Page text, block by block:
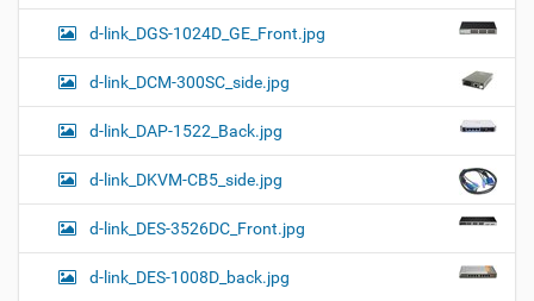
d-link_DGS-1024D_GE_Front.jpg
d-link_DCM-300SC_side.jpg
d-link_DAP-1522_Back.jpg
d-link_DKVM-CB5_side.jpg
d-link_DES-3526DC_Front.jpg
d-link_DES-1008D_back.jpg